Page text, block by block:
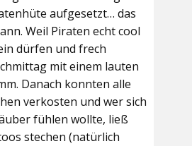
aufgesetzt… das
Weil Piraten echt cool
dürfen und frech
mit einem lauten
Danach konnten alle
verkosten und wer sich
fühlen wollte, ließ
stechen (natürlich